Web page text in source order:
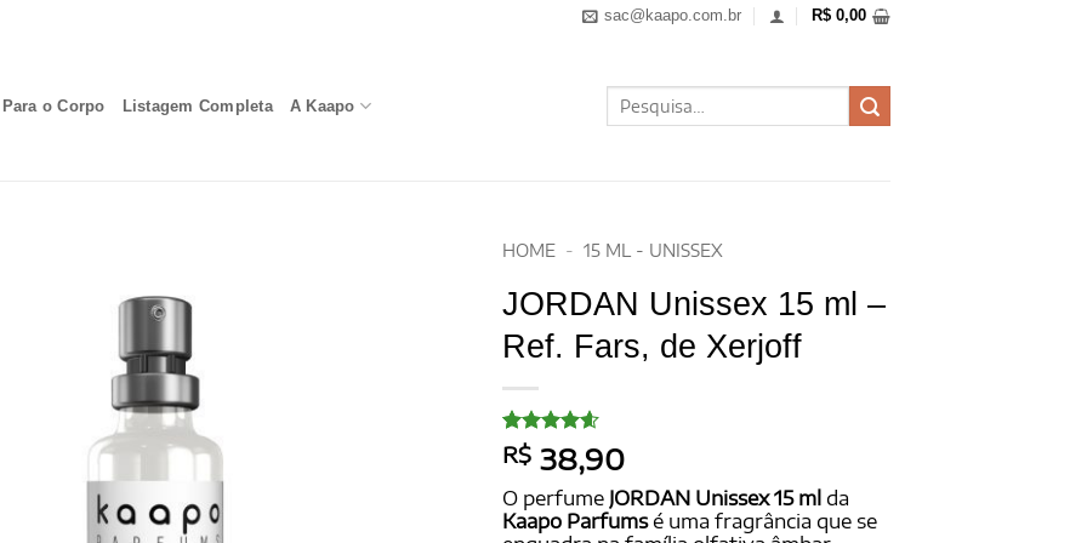
sac@kaapo.com.br R$ 0,00
Para o Corpo Listagem Completa A Kaapo
Pesquisar
por:
HOME - 15 ML - UNISSEX
JORDAN Unissex 15 ml –
Ref. Fars, de Xerjoff
Avaliado
como4.6
de 5, com
baseado
em
15
R$ 38,90
O perfume JORDAN Unissex 15 ml da
Kaapo Parfumsé uma fragrância que se